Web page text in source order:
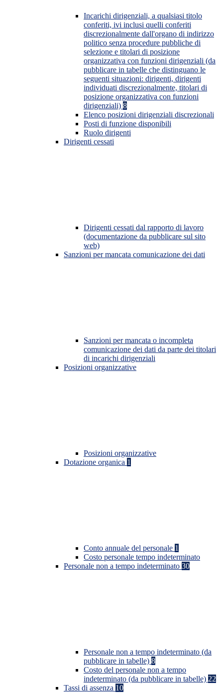
Incarichi dirigenziali, a qualsiasi titolo
conferiti, ivi inclusi quelli conferiti
discrezionalmente dall'organo di indirizzo
politico senza procedure pubbliche di
selezione e titolari di posizione
organizzativa con funzioni dirigenziali (da
pubblicare in tabelle che distinguano le
seguenti situazioni: dirigenti, dirigenti
individuati discrezionalmente, titolari di
posizione organizzativa con funzioni
dirigenziali) 8
Elenco posizioni dirigenziali discrezionali
Posti di funzione disponibili
Ruolo dirigenti
Dirigenti cessati
Dirigenti cessati dal rapporto di lavoro
(documentazione da pubblicare sul sito
web)
Sanzioni per mancata comunicazione dei dati
Sanzioni per mancata o incompleta
comunicazione dei dati da parte dei titolari
di incarichi dirigenziali
Posizioni organizzative
Posizioni organizzative
Dotazione organica 1
Conto annuale del personale 1
Costo personale tempo indeterminato
Personale non a tempo indeterminato 30
Personale non a tempo indeterminato (da
pubblicare in tabelle) 8
Costo del personale non a tempo
indeterminato (da pubblicare in tabelle) 22
Tassi di assenza 10